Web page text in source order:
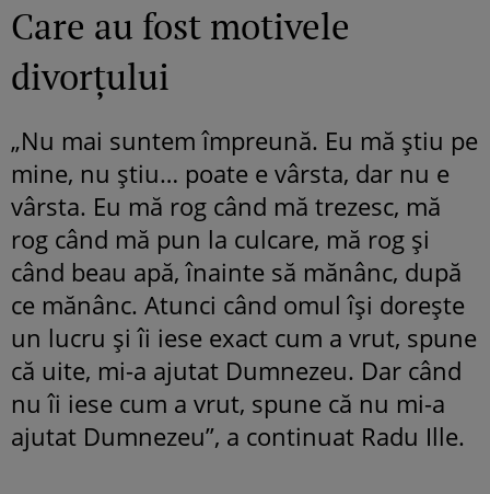
Care au fost motivele
divorțului
„Nu mai suntem împreună. Eu mă știu pe
mine, nu știu… poate e vârsta, dar nu e
vârsta. Eu mă rog când mă trezesc, mă
rog când mă pun la culcare, mă rog și
când beau apă, înainte să mănânc, după
ce mănânc. Atunci când omul își dorește
un lucru și îi iese exact cum a vrut, spune
că uite, mi-a ajutat Dumnezeu. Dar când
nu îi iese cum a vrut, spune că nu mi-a
ajutat Dumnezeu”, a continuat Radu Ille.